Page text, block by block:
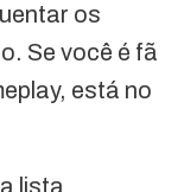
os
Se você é fã
está no
lista